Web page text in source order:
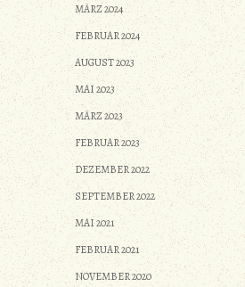
MÄRZ 2024
FEBRUAR 2024
AUGUST 2023
MAI 2023
MÄRZ 2023
FEBRUAR 2023
DEZEMBER 2022
SEPTEMBER 2022
MAI 2021
FEBRUAR 2021
NOVEMBER 2020